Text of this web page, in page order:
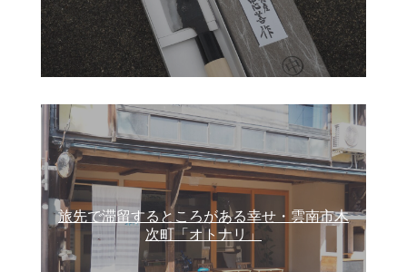
旅先で滞留するところがある幸せ・雲南市木
次町「オトナリ」